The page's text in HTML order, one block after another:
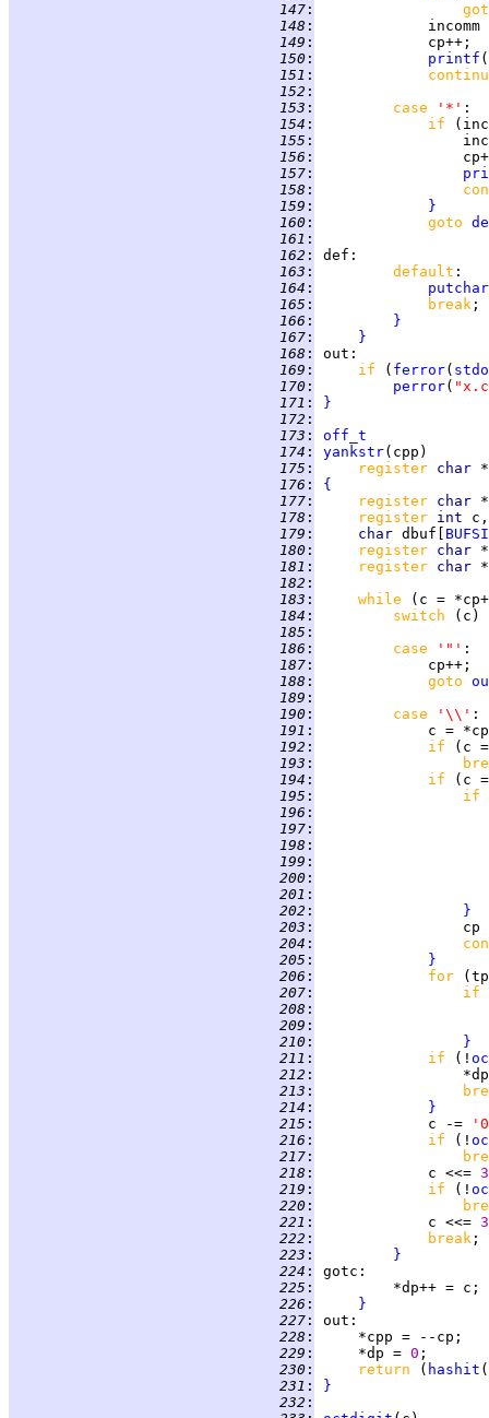
147 :
148 :
149 :
150 : printf (
151 :
152 :
153 : case '*'
154 : if
155 :
156 :
157 :
158 :
159 :
}
160 : goto
161 :
162 : def
163 : default
164 :
putchar
165 : break
166 :
}
167 :
}
168 : out
169 : if ( ferror(
170 : perror(
171 :
}
172 :
173 :
off_t
174 : yankstr
175 : register char
176 :
{
177 : register char
178 : register int
179 : char dbuf[
180 : register char
181 : register char
182 :
183 : while
(c =
184 : switch
(c)
185 :
186 : case '"'
187 :
188 : goto
189 :
190 : case '\\'
191 :
192 : if
(c
193 :
194 : if
(c
195 :
if
196 :
197 :
198 :
199 :
200 :
201 :
202 :
}
203 :
204 :
205 :
}
206 : for
207 :
if
208 :
209 :
210 :
}
211 : if (!
212 :
213 :
214 :
}
215 :
             c -=
216 : if (!
217 :
218 :
             c <<=
3
219 : if (!
220 :
221 :
             c <<=
3
222 : break
223 :
}
224 : gotc
225 :
226 :
}
227 : out
228 :
229 :
     *dp =
0
230 : return ( hashit
231 :
}
232 :